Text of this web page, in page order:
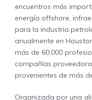
encuentros más
energía offshore,
para la industria
anualmente en
más de 60.000
compañías
provenientes de más
Organizada por una